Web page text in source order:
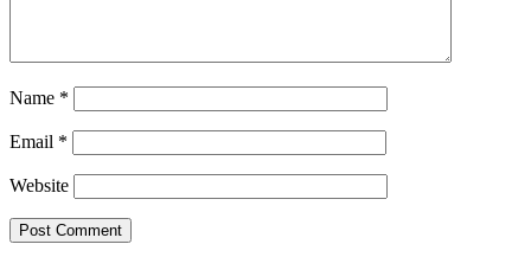
Name *
Email *
Website